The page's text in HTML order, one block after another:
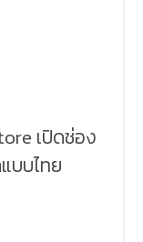
เปิดช่อง
บบไทย